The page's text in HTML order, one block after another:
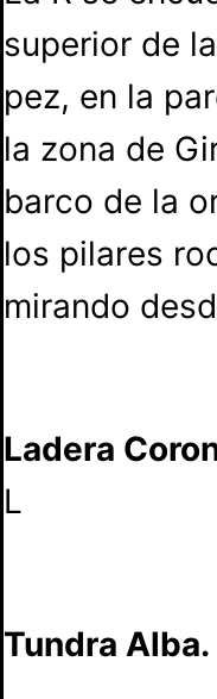
superior de
pez, en la
la zona de
barco de la
los pilares
mirando
Ladera
L
Tundra Alba.